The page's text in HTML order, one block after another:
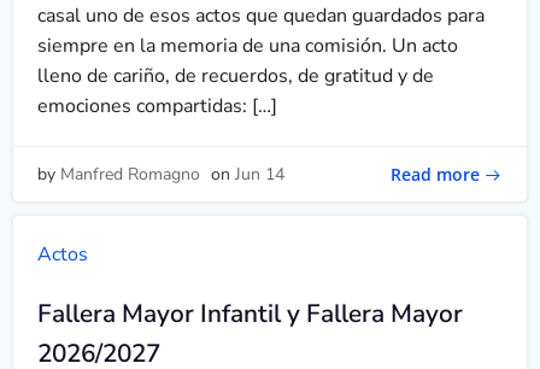
casal uno de esos actos que quedan guardados para
siempre en la memoria de una comisión. Un acto
lleno de cariño, de recuerdos, de gratitud y de
emociones compartidas: […]
by Manfred Romagno on Jun 14 Read more
Actos
Fallera Mayor Infantil y Fallera Mayor
2026/2027